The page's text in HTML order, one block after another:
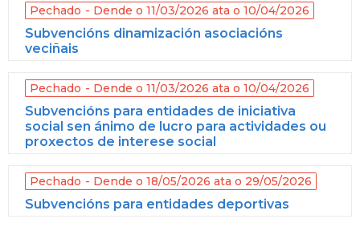
Pechado Dende o 11/03/2026 ata o 10/04/2026
Subvencións dinamización asociacións
veciñais
Pechado Dende o 11/03/2026 ata o 10/04/2026
Subvencións para entidades de iniciativa
social sen ánimo de lucro para actividades ou
proxectos de interese social
Pechado Dende o 18/05/2026 ata o 29/05/2026
Subvencións para entidades deportivas